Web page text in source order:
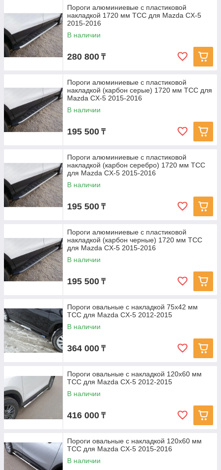
Пороги алюминиевые с пластиковой
накладкой 1720 мм ТСС для Mazda CX-5
2015-2016
В наличии
280 800 ₸
Пороги алюминиевые с пластиковой
накладкой (карбон серые) 1720 мм ТСС для
Mazda CX-5 2015-2016
В наличии
195 500 ₸
Пороги алюминиевые с пластиковой
накладкой (карбон серебро) 1720 мм ТСС
для Mazda CX-5 2015-2016
В наличии
195 500 ₸
Пороги алюминиевые с пластиковой
накладкой (карбон черные) 1720 мм ТСС
для Mazda CX-5 2015-2016
В наличии
195 500 ₸
Пороги овальные с накладкой 75х42 мм
ТСС для Mazda CX-5 2012-2015
В наличии
364 000 ₸
Пороги овальные с накладкой 120х60 мм
ТСС для Mazda CX-5 2012-2015
В наличии
416 000 ₸
Пороги овальные с накладкой 120х60 мм
ТСС для Mazda CX-5 2015-2016
В наличии